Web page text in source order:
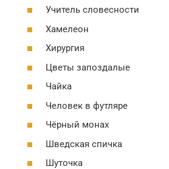
Учитель словесности
Хамелеон
Хирургия
Цветы запоздалые
Чайка
Человек в футляре
Чёрный монах
Шведская спичка
Шуточка